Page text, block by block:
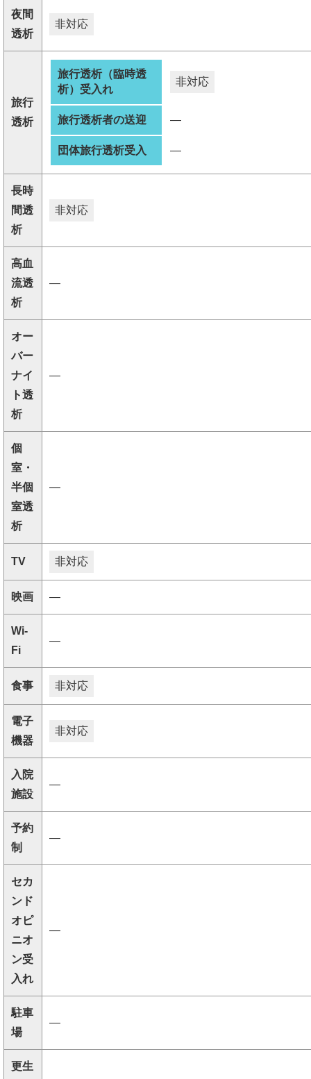
夜間
透析
非対応
旅行
透析
旅行透析（臨時透
析）受入れ
非対応
旅行透析者の送迎 ―
団体旅行透析受入 ―
長時
間透
析
非対応
高血
流透
析
―
オー
バー
ナイ
ト透
析
―
個
室・
半個
室透
析
―
TV 非対応
映画 ―
Wi-
Fi
―
食事 非対応
電子
機器
非対応
入院
施設
―
予約
制
―
セカ
ンド
オピ
ニオ
ン受
入れ
―
駐車
場
―
更生